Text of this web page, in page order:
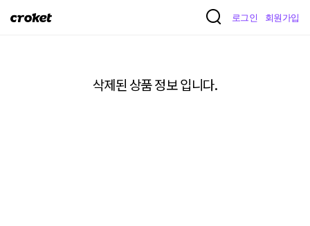
크
로그인 회원가입
삭제된 상품 정보 입니다.